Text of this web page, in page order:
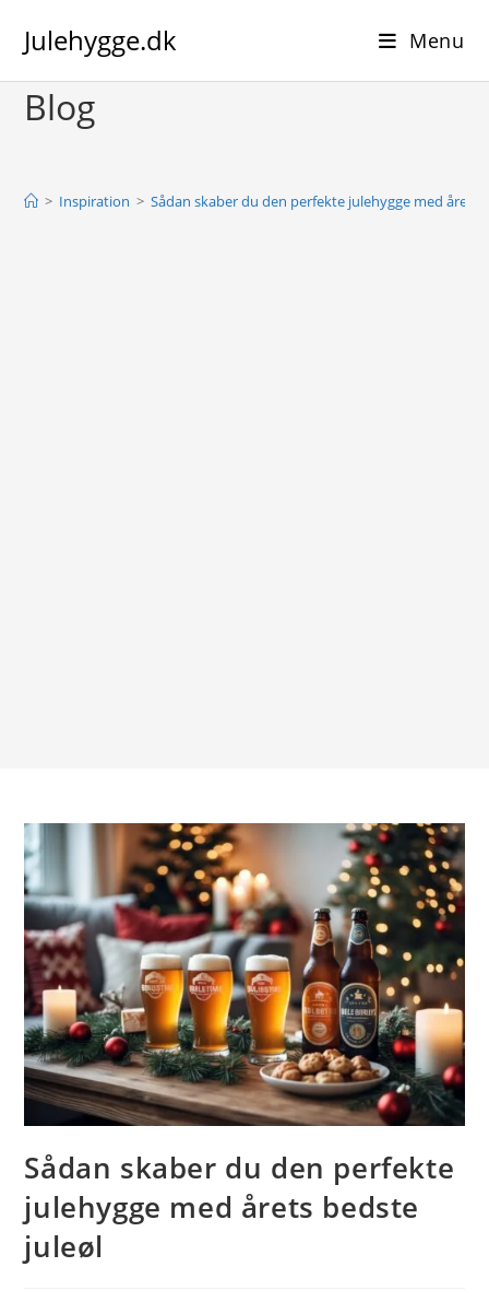
content
Julehygge.dk Menu
Blog
> Inspiration > Sådan skaber du den perfekte julehygge med årets
Sådan skaber du den perfekte
julehygge med årets bedste
juleøl